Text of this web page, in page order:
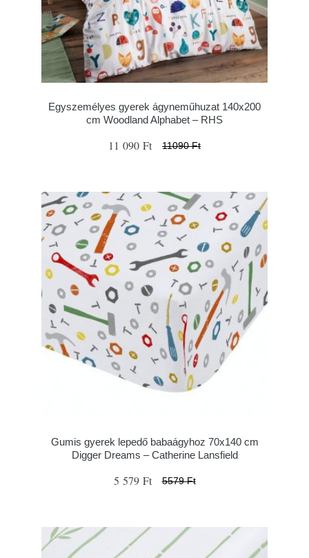
Egyszemélyes gyerek ágyneműhuzat 140x200
cm Woodland Alphabet – RHS
11 090 Ft 11090 Ft
Gumis gyerek lepedő babaágyhoz 70x140 cm
Digger Dreams – Catherine Lansfield
5 579 Ft 5579 Ft